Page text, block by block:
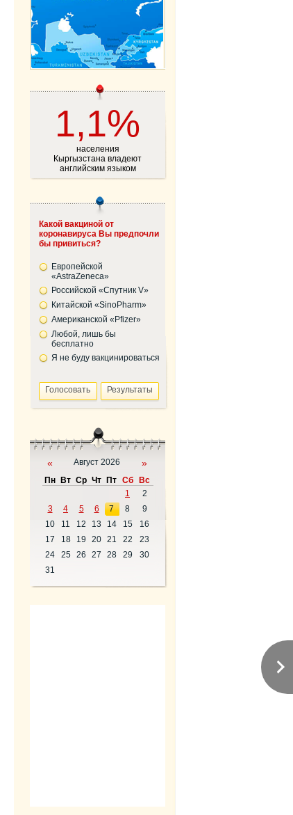
1,1%
населения
Кыргызстана владеют
английским языком
Какой вакциной от
коронавируса Вы предпочли
бы привиться?
Европейской
«AstraZeneca»
Российской «Спутник V»
Китайской «SinoPharm»
Американской «Pfizer»
Любой, лишь бы
бесплатно
Я не буду вакцинироваться
« Август 2026 »
Пн Вт Ср Чт Пт Сб
Вс
1
2
3
4 5 6 7 8
9
10
11 12 13 14 15
16
17
18 19 20 21 22
23
24
25 26 27 28 29
30
31